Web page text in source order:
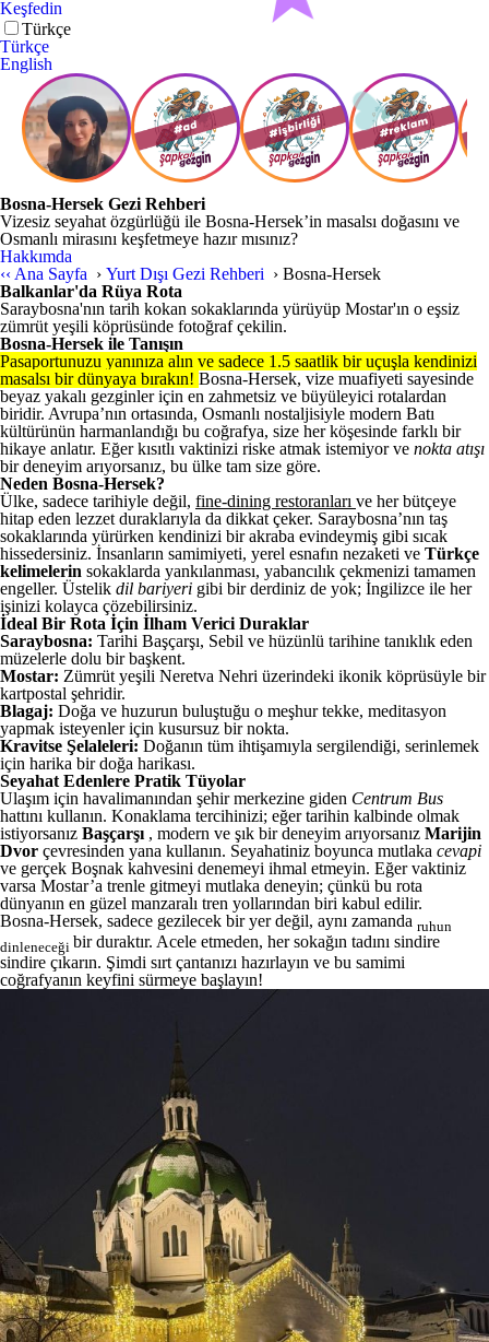
Keşfedin
Türkçe
Türkçe
English
Bosna-Hersek Gezi Rehberi
Vizesiz seyahat özgürlüğü ile Bosna-Hersek’in masalsı doğasını ve
Osmanlı mirasını keşfetmeye hazır mısınız?
Hakkımda
‹‹ Ana Sayfa › Yurt Dışı Gezi Rehberi › Bosna-Hersek
Balkanlar'da Rüya Rota
Saraybosna'nın tarih kokan sokaklarında yürüyüp Mostar'ın o eşsiz
zümrüt yeşili köprüsünde fotoğraf çekilin.
Bosna-Hersek ile Tanışın
Pasaportunuzu yanınıza alın ve sadece 1.5 saatlik bir uçuşla kendinizi
masalsı bir dünyaya bırakın! Bosna-Hersek, vize muafiyeti sayesinde
beyaz yakalı gezginler için en zahmetsiz ve büyüleyici rotalardan
biridir. Avrupa’nın ortasında, Osmanlı nostaljisiyle modern Batı
kültürünün harmanlandığı bu coğrafya, size her köşesinde farklı bir
hikaye anlatır. Eğer kısıtlı vaktinizi riske atmak istemiyor ve nokta atışı
bir deneyim arıyorsanız, bu ülke tam size göre.
Neden Bosna-Hersek?
Ülke, sadece tarihiyle değil, fine-dining restoranları ve her bütçeye
hitap eden lezzet duraklarıyla da dikkat çeker. Saraybosna’nın taş
sokaklarında yürürken kendinizi bir akraba evindeymiş gibi sıcak
hissedersiniz. İnsanların samimiyeti, yerel esnafın nezaketi ve Türkçe
kelimelerin sokaklarda yankılanması, yabancılık çekmenizi tamamen
engeller. Üstelik dil bariyeri gibi bir derdiniz de yok; İngilizce ile her
işinizi kolayca çözebilirsiniz.
İdeal Bir Rota İçin İlham Verici Duraklar
Saraybosna: Tarihi Başçarşı, Sebil ve hüzünlü tarihine tanıklık eden
müzelerle dolu bir başkent.
Mostar: Zümrüt yeşili Neretva Nehri üzerindeki ikonik köprüsüyle bir
kartpostal şehridir.
Blagaj: Doğa ve huzurun buluştuğu o meşhur tekke, meditasyon
yapmak isteyenler için kusursuz bir nokta.
Kravitse Şelaleleri: Doğanın tüm ihtişamıyla sergilendiği, serinlemek
için harika bir doğa harikası.
Seyahat Edenlere Pratik Tüyolar
Ulaşım için havalimanından şehir merkezine giden Centrum Bus
hattını kullanın. Konaklama tercihinizi; eğer tarihin kalbinde olmak
istiyorsanız Başçarşı , modern ve şık bir deneyim arıyorsanız Marijin
Dvor çevresinden yana kullanın. Seyahatiniz boyunca mutlaka cevapi
ve gerçek Boşnak kahvesini denemeyi ihmal etmeyin. Eğer vaktiniz
varsa Mostar’a trenle gitmeyi mutlaka deneyin; çünkü bu rota
dünyanın en güzel manzaralı tren yollarından biri kabul edilir.
Bosna-Hersek, sadece gezilecek bir yer değil, aynı zamanda ruhun
dinleneceği bir duraktır. Acele etmeden, her sokağın tadını sindire
sindire çıkarın. Şimdi sırt çantanızı hazırlayın ve bu samimi
coğrafyanın keyfini sürmeye başlayın!